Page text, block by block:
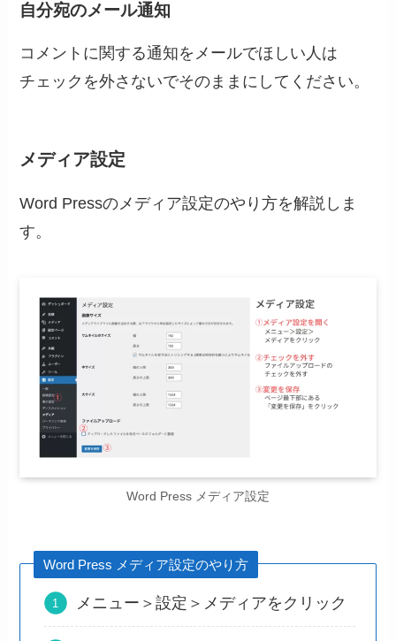
自分宛のメール通知
コメントに関する通知をメールでほしい人は
チェックを外さないでそのままにしてください。
メディア設定
Word Pressのメディア設定のやり方を解説しま
す。
Word Press メディア設定
Word Press メディア設定のやり方
メニュー＞設定＞メディアをクリック